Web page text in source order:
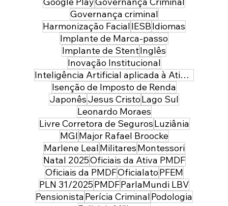
Governança criminal
Harmonização FacialIESBIdiomas
Implante de Marca-passo
Implante de StentInglês
Inovação Institucional
Inteligência Artificial aplicada à Atividade Policial
Isenção de Imposto de Renda
JaponêsJesus CristoLago Sul
Leonardo Moraes
Livre Corretora de SegurosLuziânia
MGIMajor Rafael Broocke
Marlene LealMilitaresMontessori
Natal 2025Oficiais da Ativa PMDF
Oficiais da PMDFOficialatoPFEM
PLN 31/2025PMDFParlaMundi LBV
PensionistaPerícia CriminalPodologia